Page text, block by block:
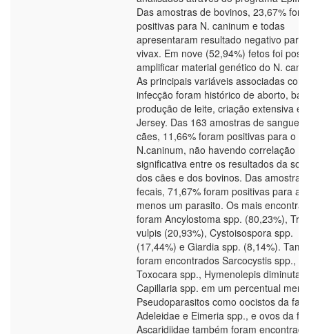
Das amostras de bovinos, 23,67%
positivas para N. caninum e todas
apresentaram resultado negativo para
vivax. Em nove (52,94%) fetos foi
amplificar material genético do N.
As principais variáveis associadas com
infecção foram histórico de aborto,
produção de leite, criação extensiva e
Jersey. Das 163 amostras de sangue
cães, 11,66% foram positivas para o
N.caninum, não havendo correlação
significativa entre os resultados da
dos cães e dos bovinos. Das amostras
fecais, 71,67% foram positivas para ao
menos um parasito. Os mais
foram Ancylostoma spp. (80,23%),
vulpis (20,93%), Cystoisospora spp.
(17,44%) e Giardia spp. (8,14%).
foram encontrados Sarcocystis spp.,
Toxocara spp., Hymenolepis diminuta e
Capillaria spp. em um percentual
Pseudoparasitos como oocistos da
Adeleidae e Eimeria spp., e ovos da
Ascaridiidae também foram